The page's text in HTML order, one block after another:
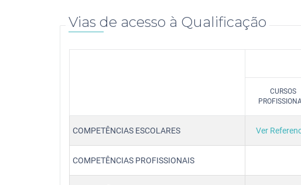
Vias de acesso à Qualificação
CURSOS
COMPETÊNCIAS ESCOLARES Ver
COMPETÊNCIAS PROFISSIONAIS